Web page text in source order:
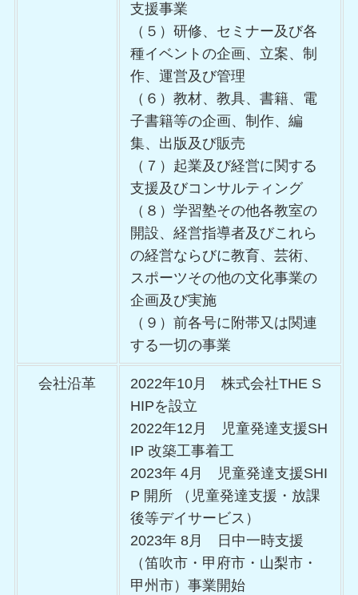
支援事業
（５）研修、セミナー及び各
種イベントの企画、立案、制
作、運営及び管理
（６）教材、教具、書籍、電
子書籍等の企画、制作、編
集、出版及び販売
（７）起業及び経営に関する
支援及びコンサルティング
（８）学習塾その他各教室の
開設、経営指導者及びこれら
の経営ならびに教育、芸術、
スポーツその他の文化事業の
企画及び実施
（９）前各号に附帯又は関連
する一切の事業
会社沿革
2022年10月 株式会社THE S
HIPを設立
2022年12月 児童発達支援SH
IP 改築工事着工
2023年 4月 児童発達支援SHI
P 開所 （児童発達支援・放課
後等デイサービス）
2023年 8月 日中一時支援
（笛吹市・甲府市・山梨市・
甲州市）事業開始